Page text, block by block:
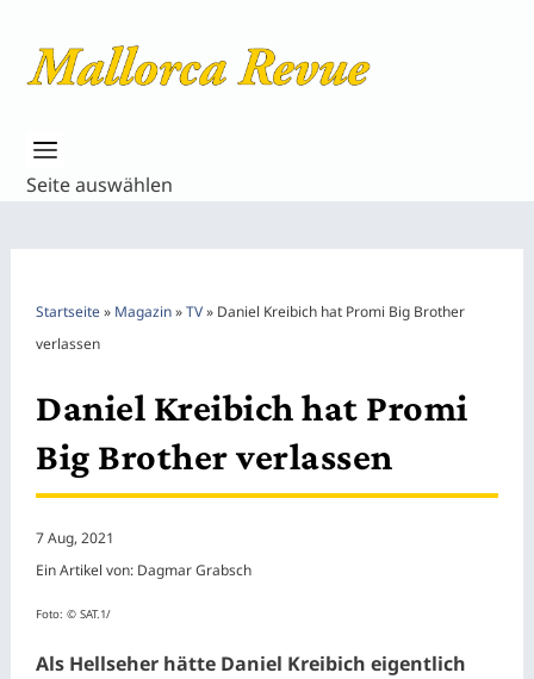
Seite auswählen
Startseite» Magazin»TV» Daniel Kreibich hat Promi Big Brother
verlassen
Daniel Kreibich hat Promi
Big Brother verlassen
7 Aug, 2021
Ein Artikel von: Dagmar Grabsch
Foto: © SAT.1/
Als Hellseher hätte Daniel Kreibich eigentlich